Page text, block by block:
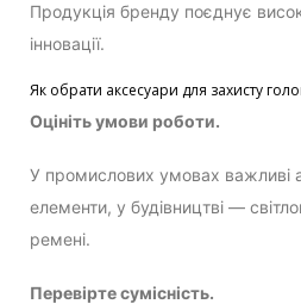
Продукція бренду поєднує
інновації.
Як обрати аксесуари для захисту
Оцініть умови роботи.
У промислових умовах важливі
елементи, у будівництві —
ремені.
Перевірте сумісність.